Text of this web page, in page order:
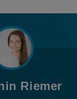
Riemer